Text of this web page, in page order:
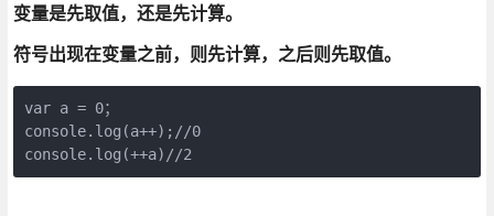
变量是先取值，还是先计算。
符号出现在变量之前，则先计算，之后则先取值。
var a = 0；
console.log(a++);//0
console.log(++a)//2